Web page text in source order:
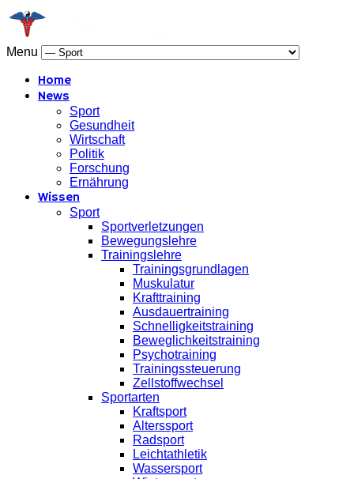
Menu
Home
News
Sport
Gesundheit
Wirtschaft
Politik
Forschung
Ernährung
Wissen
Sport
Sportverletzungen
Bewegungslehre
Trainingslehre
Trainingsgrundlagen
Muskulatur
Krafttraining
Ausdauertraining
Schnelligkeitstraining
Beweglichkeitstraining
Psychotraining
Trainingssteuerung
Zellstoffwechsel
Sportarten
Kraftsport
Alterssport
Radsport
Leichtathletik
Wassersport